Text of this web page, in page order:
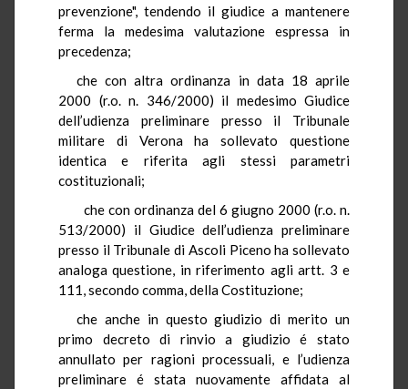
prevenzione", tendendo il giudice a mantenere
ferma la medesima valutazione espressa in
precedenza;
che con altra ordinanza in data 18 aprile
2000 (r.o. n. 346/2000) il medesimo Giudice
dell’udienza preliminare presso il Tribunale
militare di Verona ha sollevato questione
identica e riferita agli stessi parametri
costituzionali;
che con ordinanza del 6 giugno 2000 (r.o. n.
513/2000) il Giudice dell’udienza preliminare
presso il Tribunale di Ascoli Piceno ha sollevato
analoga questione, in riferimento agli artt. 3 e
111, secondo comma, della Costituzione;
che anche in questo giudizio di merito un
primo decreto di rinvio a giudizio é stato
annullato per ragioni processuali, e l’udienza
preliminare é stata nuovamente affidata al